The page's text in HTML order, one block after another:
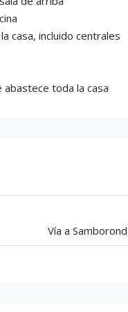
casa, incluido centrales
abastece toda la casa
Vía a